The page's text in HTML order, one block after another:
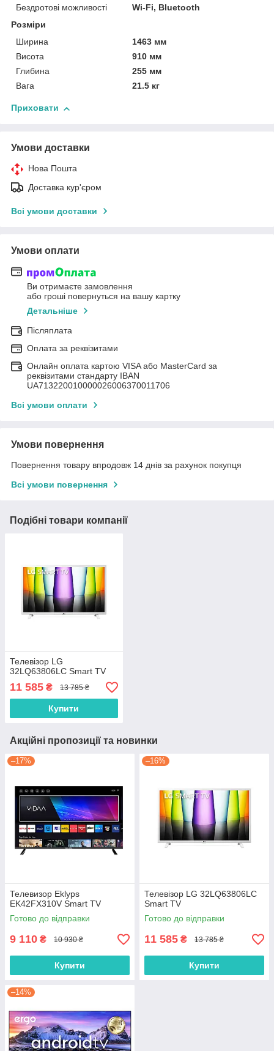
Бездротові можливості
Wi-Fi, Bluetooth
Розміри
Ширина
1463 мм
Висота
910 мм
Глибина
255 мм
Вага
21.5 кг
Приховати
Умови доставки
Нова Пошта
Доставка кур'єром
Всі умови доставки
Умови оплати
Ви отримаєте замовлення
або гроші повернуться на вашу картку
Детальніше
Післяплата
Оплата за реквізитами
Онлайн оплата картою VISA або MasterCard за
реквізитами стандарту IBAN
UA713220010000026006370011706
Всі умови оплати
Умови повернення
Повернення товару впродовж 14 днів за рахунок покупця
Всі умови повернення
Подібні товари компанії
Телевізор LG
32LQ63806LC Smart TV
11 585 ₴ 13 785 ₴
Купити
Акційні пропозиції та новинки
–17%
Телевизор Eklyps
EK42FX310V Smart TV
Готово до відправки
9 110 ₴ 10 930 ₴
Купити
–16%
Телевізор LG 32LQ63806LC
Smart TV
Готово до відправки
11 585 ₴ 13 785 ₴
Купити
–14%